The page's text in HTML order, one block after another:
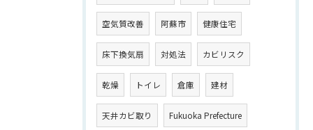
空気質改善 阿蘇市 健康住宅
床下換気扇 対処法 カビリスク
乾燥 トイレ 倉庫 建材
天井カビ取り Fukuoka Prefecture